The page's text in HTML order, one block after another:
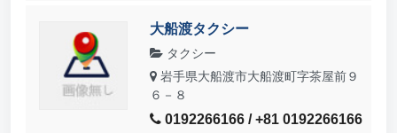
大船渡タクシー
タクシー
岩手県大船渡市大船渡町字茶屋前９
６－８
0192266166 / +81 0192266166